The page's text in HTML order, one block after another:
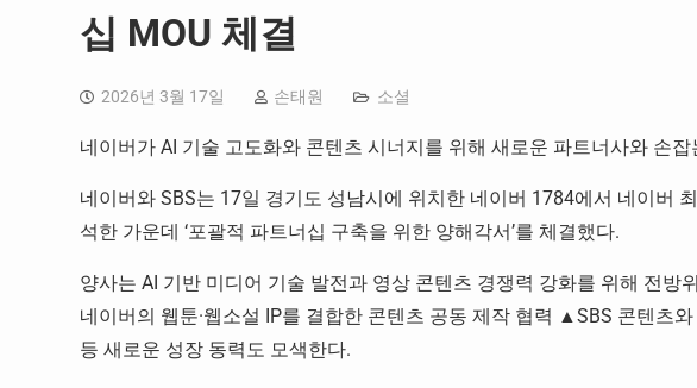
십 MOU 체결
2026년 3월 17일 손태원 소셜
네이버가 AI 기술 고도화와 콘텐츠 시너지를 위해 새로운 파트너사와 손잡
네이버와 SBS는 17일 경기도 성남시에 위치한 네이버 1784에서 네이버
석한 가운데 ‘포괄적 파트너십 구축을 위한 양해각서’를 체결했다.
양사는 AI 기반 미디어 기술 발전과 영상 콘텐츠 경쟁력 강화를 위해 전
네이버의 웹툰·웹소설 IP를 결합한 콘텐츠 공동 제작 협력 ▲SBS 콘텐츠
등 새로운 성장 동력도 모색한다.